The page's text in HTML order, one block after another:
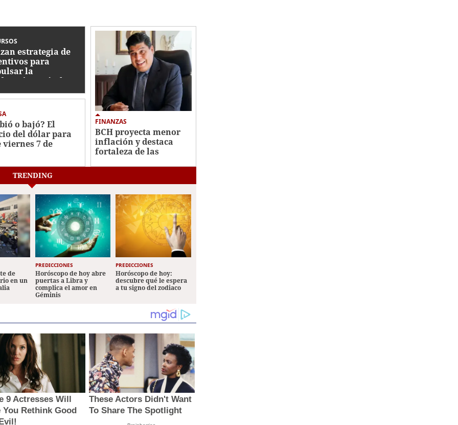
estrategia de
para
la
agrícola en
o bajó? El
del dólar para
viernes 7 de
FINANZAS
BCH proyecta menor
inflación y destaca
fortaleza de las
TRENDING
de
en un
PREDICCIONES
Horóscopo de hoy abre
puertas a Libra y
complica el amor en
Géminis
PREDICCIONES
Horóscopo de hoy:
descubre qué le espera
a tu signo del zodiaco
9 Actresses Will
You Rethink Good
These Actors Didn't Want
To Share The Spotlight